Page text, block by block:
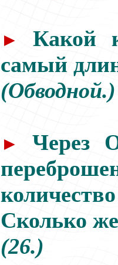
►
Какой
самый
(Обводной.)
►
Через
Сколько
(26.)